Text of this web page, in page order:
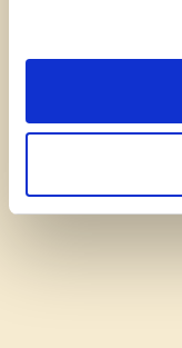
Samen naar
beleid en me